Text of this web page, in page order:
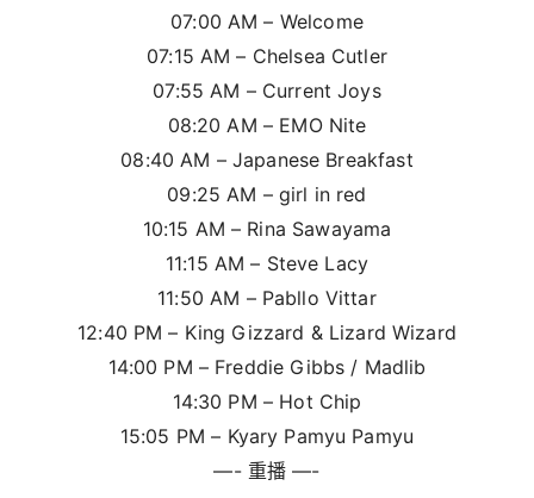
07:00 AM – Welcome
07:15 AM – Chelsea Cutler
07:55 AM – Current Joys
08:20 AM – EMO Nite
08:40 AM – Japanese Breakfast
09:25 AM – girl in red
10:15 AM – Rina Sawayama
11:15 AM – Steve Lacy
11:50 AM – Pabllo Vittar
12:40 PM – King Gizzard & Lizard Wizard
14:00 PM – Freddie Gibbs / Madlib
14:30 PM – Hot Chip
15:05 PM – Kyary Pamyu Pamyu
—- 重播 —-